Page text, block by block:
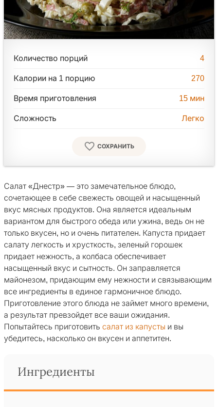
Количество порций 4
Калории на 1 порцию 270
Время приготовления 15 мин
Сложность Легко
СОХРАНИТЬ
Салат «Днестр» — это замечательное блюдо,
сочетающее в себе свежесть овощей и насыщенный
вкус мясных продуктов. Она является идеальным
вариантом для быстрого обеда или ужина, ведь он не
только вкусен, но и очень питателен. Капуста придает
салату легкость и хрусткость, зеленый горошек
придает нежность, а колбаса обеспечивает
насыщенный вкус и сытность. Он заправляется
майонезом, придающим ему нежности и связывающим
все ингредиенты в единое гармоничное блюдо.
Приготовление этого блюда не займет много времени,
а результат превзойдет все ваши ожидания.
Попытайтесь приготовить салат из капусты и вы
убедитесь, насколько он вкусен и аппетитен.
Ингредиенты